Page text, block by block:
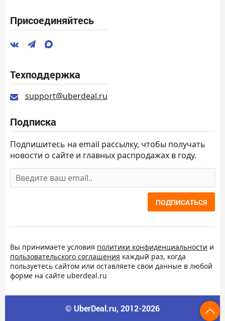
Присоединяйтесь
Техподдержка
support@uberdeal.ru
Подписка
Подпишитесь на email рассылку, чтобы получать
новости о сайте и главных распродажах в году.
ПОДПИСАТЬСЯ
Вы принимаете условия политики конфиденциальности и
пользовательского соглашения каждый раз, когда
пользуетесь сайтом или оставляете свои данные в любой
форме на сайте uberdeal.ru
© UberDeal.ru, 2012-2026